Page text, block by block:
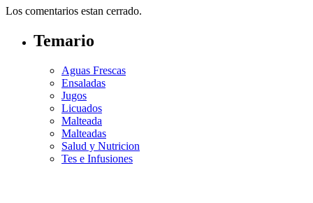
Los comentarios estan cerrado.
Temario
Aguas Frescas
Ensaladas
Jugos
Licuados
Malteada
Malteadas
Salud y Nutricion
Tes e Infusiones